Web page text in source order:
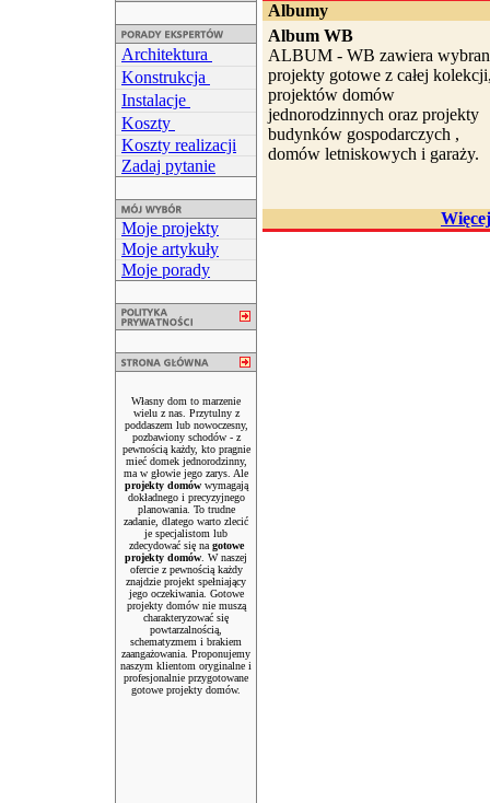
Architektura
Konstrukcja
Instalacje
Koszty
Koszty realizacji
Zadaj pytanie
Moje projekty
Moje artykuły
Moje porady
Własny dom to marzenie
wielu z nas. Przytulny z
poddaszem lub nowoczesny,
pozbawiony schodów - z
pewnością każdy, kto pragnie
mieć domek jednorodzinny,
ma w głowie jego zarys. Ale
projekty domówwymagają
dokładnego i precyzyjnego
planowania. To trudne
zadanie, dlatego warto zlecić
je specjalistom lub
zdecydować się na gotowe
projekty domów . W naszej
ofercie z pewnością każdy
znajdzie projekt spełniający
jego oczekiwania. Gotowe
projekty domów nie muszą
charakteryzować się
powtarzalnością,
schematyzmem i brakiem
zaangażowania. Proponujemy
naszym klientom oryginalne i
profesjonalnie przygotowane
gotowe projekty domów.
Albumy
Album WB
ALBUM - WB zawiera
projekty gotowe z całej
projektów domów
jednorodzinnych oraz projekty
budynków gospodarczych ,
domów letniskowych i garaży.